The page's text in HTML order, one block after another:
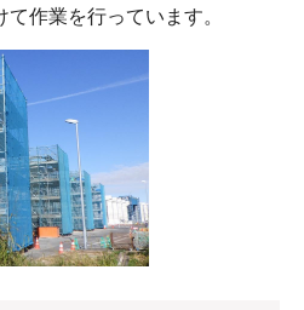
作業を行っています。